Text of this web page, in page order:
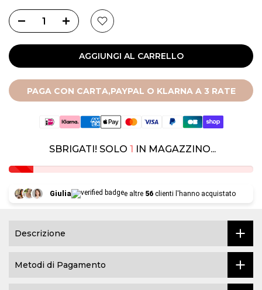
AGGIUNGI AL CARRELLO
PAGA CON CARTA,PAYPAL O KLARNA A 3 RATE
SBRIGATI! SOLO 1 IN MAGAZZINO...
Giulia e altre 56 clienti l'hanno acquistato
Descrizione
Metodi di Pagamento